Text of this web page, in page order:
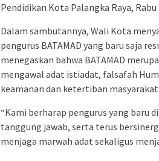
Pendidikan Kota Palangka Raya,
Dalam sambutannya, Wali Kota
pengurus BATAMAD yang baru saja
menegaskan bahwa BATAMAD
mengawal adat istiadat, falsafah
keamanan dan ketertiban
“Kami berharap pengurus yang baru
tanggung jawab, serta terus
menjaga marwah adat sekaligus